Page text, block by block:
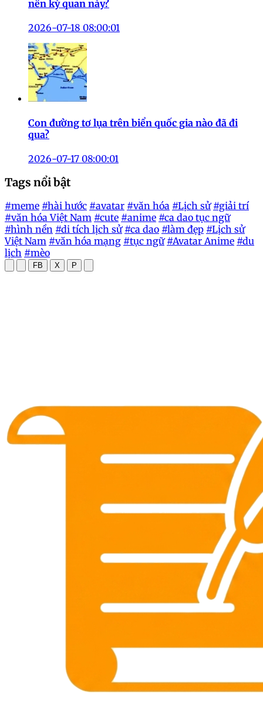
nên kỳ quan này?
2026-07-18 08:00:01
Con đường tơ lụa trên biển quốc gia nào đã đi
qua?
2026-07-17 08:00:01
Tags nổi bật
#meme #hài hước #avatar #văn hóa #Lịch sử #giải trí
#văn hóa Việt Nam #cute #anime #ca dao tục ngữ
#hình nền #di tích lịch sử #ca dao #làm đẹp #Lịch sử
Việt Nam #văn hóa mạng #tục ngữ #Avatar Anime #du
lịch #mèo
FB X P